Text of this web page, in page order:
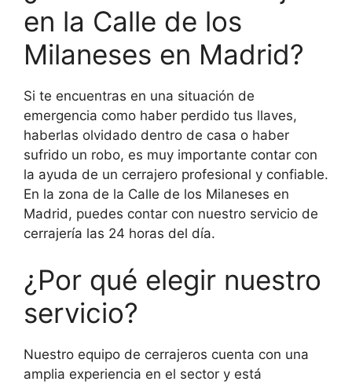
en la Calle de los
Milaneses en Madrid?
Si te encuentras en una situación de
emergencia como haber perdido tus llaves,
haberlas olvidado dentro de casa o haber
sufrido un robo, es muy importante contar con
la ayuda de un cerrajero profesional y confiable.
En la zona de la Calle de los Milaneses en
Madrid, puedes contar con nuestro servicio de
cerrajería las 24 horas del día.
¿Por qué elegir nuestro
servicio?
Nuestro equipo de cerrajeros cuenta con una
amplia experiencia en el sector y está